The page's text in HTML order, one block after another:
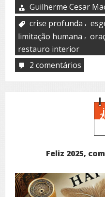
Guilherme Cesar
crise profunda ,
limitação humana ,
restauro interior
2 comentários
da
alma
Feliz 2025,